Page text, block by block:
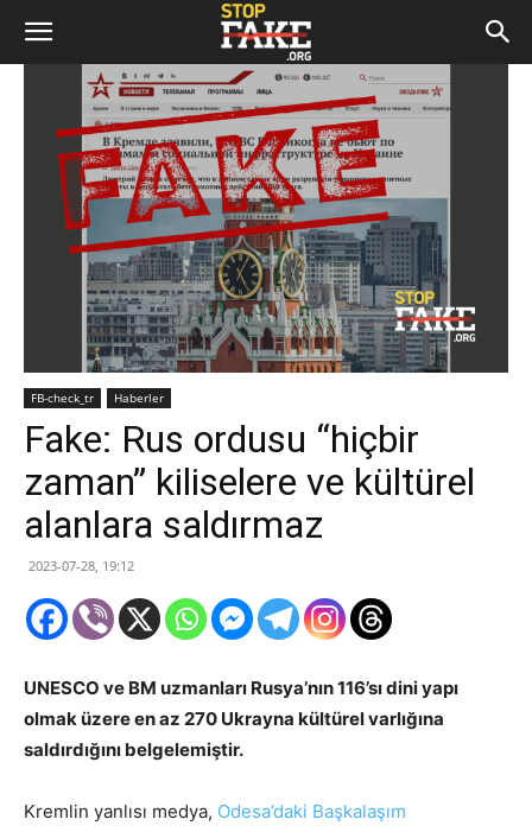
FB-check_tr Haberler
Fake: Rus ordusu “hiçbir
zaman” kiliselere ve kültürel
alanlara saldırmaz
2023-07-28, 19:12
UNESCO ve BM uzmanları Rusya’nın 116’sı dini yapı
olmak üzere en az 270 Ukrayna kültürel varlığına
saldırdığını belgelemiştir.
Kremlin yanlısı medya, Odesa’daki Başkalaşım